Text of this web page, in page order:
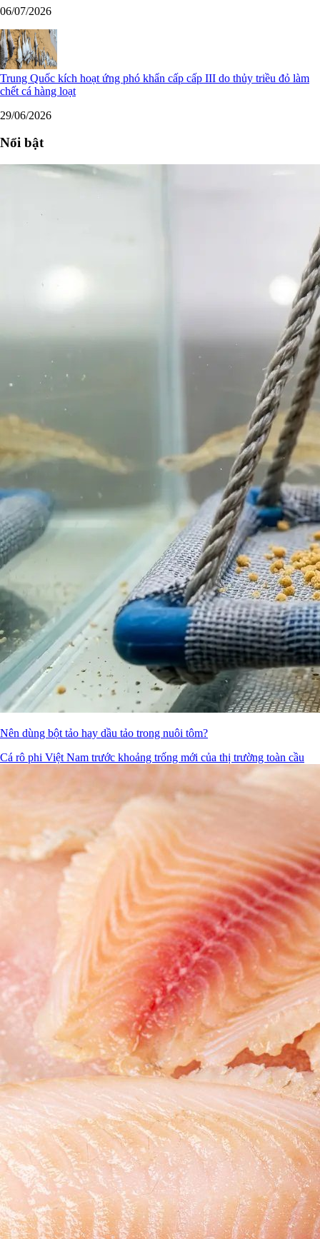
06/07/2026
Trung Quốc kích hoạt ứng phó khẩn cấp cấp III do thủy triều đỏ làm
chết cá hàng loạt
29/06/2026
Nổi bật
Nên dùng bột tảo hay dầu tảo trong nuôi tôm?
Cá rô phi Việt Nam trước khoảng trống mới của thị trường toàn cầu